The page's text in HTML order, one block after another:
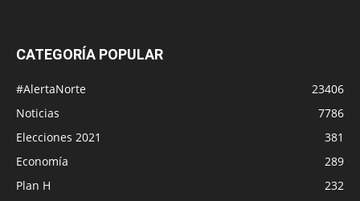
CATEGORÍA POPULAR
#AlertaNorte
23406
Noticias
7786
Elecciones 2021
381
Economía
289
Plan H
232